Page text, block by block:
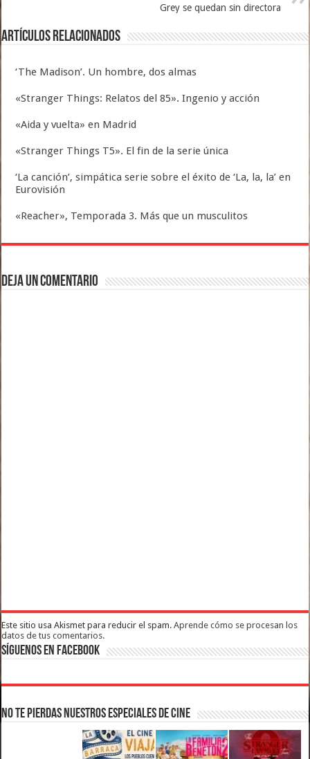
Grey se quedan sin directora
Artículos relacionados
‘The Madison’. Un hombre, dos almas
«Stranger Things: Relatos del 85». Ingenio y acción
«Aida y vuelta» en Madrid
«Stranger Things T5». El fin de la serie única
‘La canción’, simpática serie sobre el éxito de ‘La, la, la’ en
Eurovisión
«Reacher», Temporada 3. Más que un musculitos
Deja un comentario
Este sitio usa Akismet para reducir el spam.Aprende cómo se procesan los
datos de tus comentarios.
Síguenos en Facebook
No te pierdas nuestros Especiales de Cine